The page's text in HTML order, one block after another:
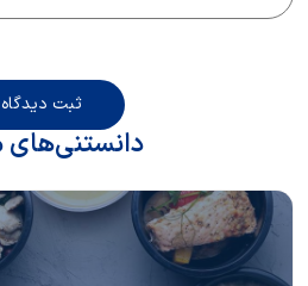
ثبت دیدگاه
دانستنی‌های